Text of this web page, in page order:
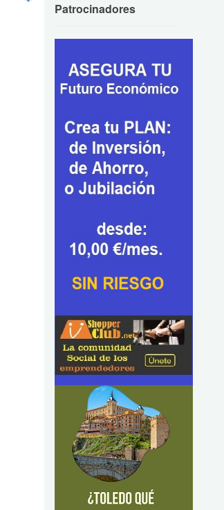
Patrocinadores